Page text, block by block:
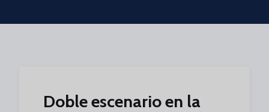
Skip to main content
Doble escenario en la